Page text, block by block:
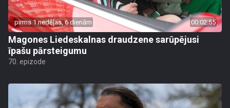
pirms 1 nedēļas, 6 dienām 00:02:55
Magones Liedeskalnas draudzene sarūpējusi
īpašu pārsteigumu
70. epizode